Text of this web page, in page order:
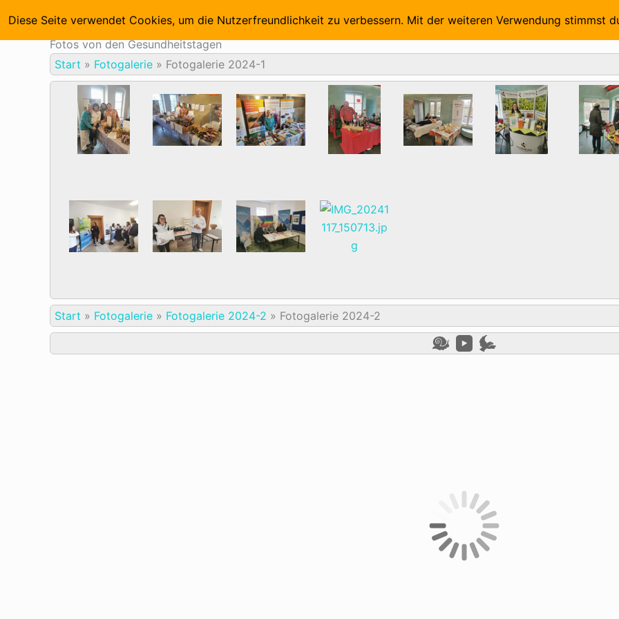
Inhalt
springen
Startseite Aussteller 2026 Vorträge und Referenten 2026
Fotos von den Gesundheitstagen
Start » Fotogalerie » Fotogalerie 2024-1
Start » Fotogalerie » Fotogalerie 2024-2 » Fotogalerie 2024-2
Diese Seite verwendet Cookies, um die Nutzerfreundlichkeit zu verbessern. Mit der weiteren Verwendung stimmst